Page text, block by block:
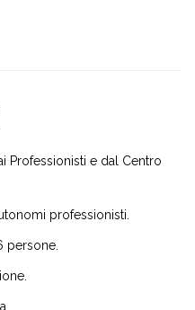
Professionisti e dal Centro
professionisti.
persone.